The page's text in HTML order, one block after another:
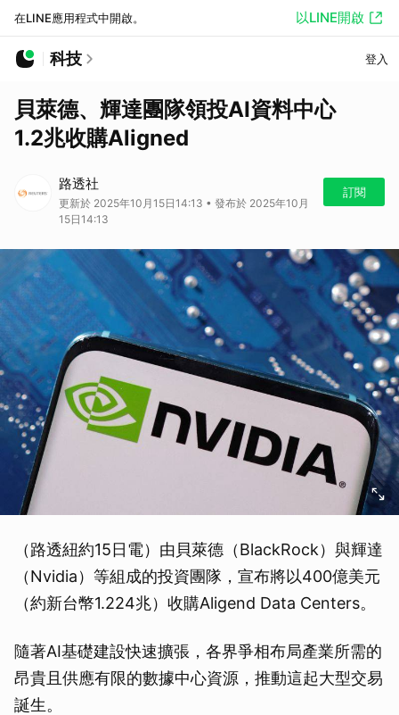
在LINE應用程式中開啟。 以LINE開啟
科技 登入
貝萊德、輝達團隊領投AI資料中心
1.2兆收購Aligned
路透社
更新於 2025年10月15日14:13 • 發布於 2025年10月
15日14:13
訂閱
（路透紐約15日電）由貝萊德（BlackRock）與輝達
（Nvidia）等組成的投資團隊，宣布將以400億美元
（約新台幣1.224兆）收購Aligend Data Centers。
隨著AI基礎建設快速擴張，各界爭相布局產業所需的
昂貴且供應有限的數據中心資源，推動這起大型交易
誕生。